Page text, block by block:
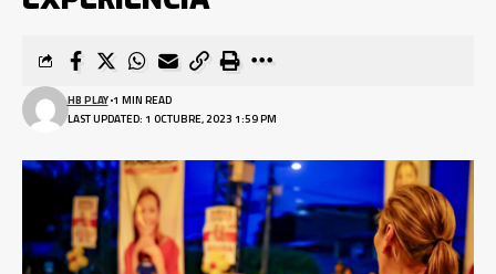
LAST UPDATED: 1 OCTUBRE, 2023 1:59 PM
HB PLAY 1 MIN READ